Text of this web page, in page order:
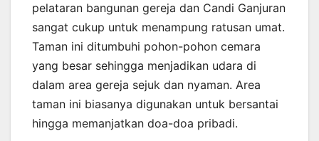
pelataran bangunan gereja dan Candi Ganjuran
sangat cukup untuk menampung ratusan umat.
Taman ini ditumbuhi pohon-pohon cemara
yang besar sehingga menjadikan udara di
dalam area gereja sejuk dan nyaman. Area
taman ini biasanya digunakan untuk bersantai
hingga memanjatkan doa-doa pribadi.